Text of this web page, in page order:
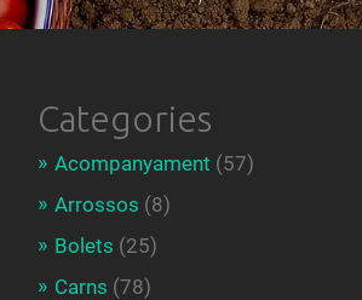
Categories
Acompanyament (57)
Arrossos (8)
Bolets (25)
Carns (78)